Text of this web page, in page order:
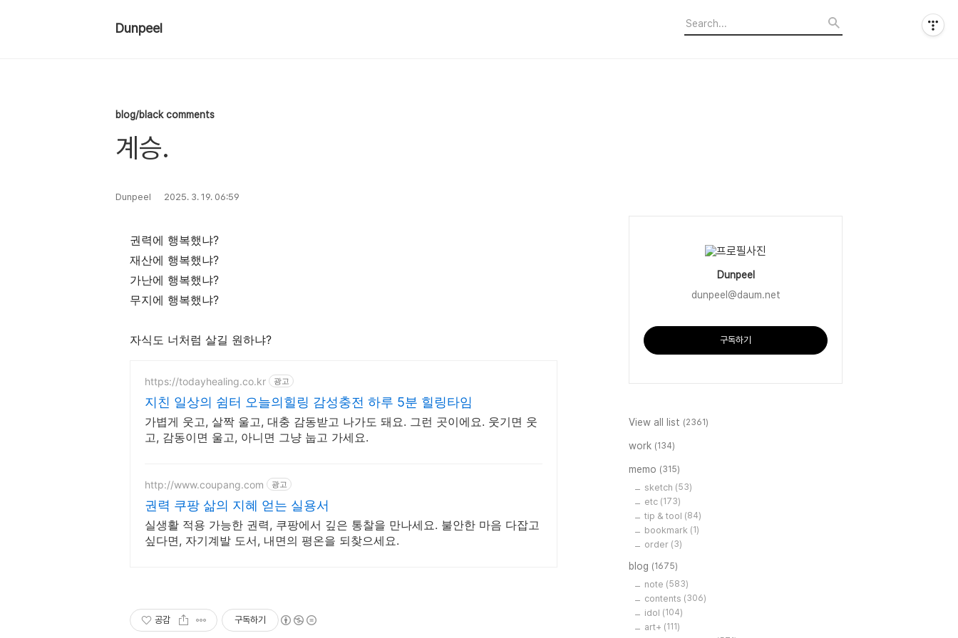
Dunpeel
blog/black comments
계승.
Dunpeel 2025. 3. 19. 06:59
권력에 행복했냐?
재산에 행복했냐?
가난에 행복했냐?
무지에 행복했냐?
자식도 너처럼 살길 원하냐?
https://todayhealing.co.kr 광고
지친 일상의 쉼터 오늘의힐링 감성충전 하루 5분 힐링타임
가볍게 웃고, 살짝 울고, 대충 감동받고 나가도 돼요. 그런 곳이에요. 웃기면 웃
고, 감동이면 울고, 아니면 그냥 눕고 가세요.
http://www.coupang.com 광고
권력 쿠팡 삶의 지혜 얻는 실용서
실생활 적용 가능한 권력, 쿠팡에서 깊은 통찰을 만나세요. 불안한 마음 다잡고
싶다면, 자기계발 도서, 내면의 평온을 되찾으세요.
공감 구독하기
Dunpeel
dunpeel@daum.net
구독하기
View all list (2361)
work (134)
memo (315)
sketch (53)
etc (173)
tip & tool (84)
bookmark (1)
order (3)
blog (1675)
note (583)
contents (306)
idol (104)
art+ (111)